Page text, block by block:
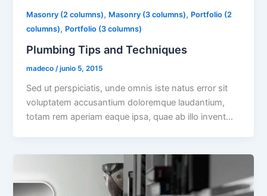
Masonry (2 columns), Masonry (3 columns), Portfolio (2
columns), Portfolio (3 columns)
Plumbing Tips and Techniques
madeco/junio 5, 2015
Sed ut perspiciatis, unde omnis iste natus error sit
voluptatem accusantium doloremque laudantium,
totam rem aperiam eaque ipsa, quae ab illo invent…